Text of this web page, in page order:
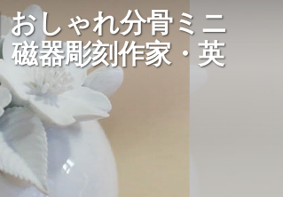
しゃれ分骨ミニ
器彫刻作家・英